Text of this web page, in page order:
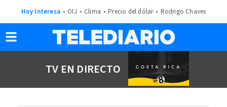
Hoy Interesa OIJ Clima Precio del dólar Rodrigo Chaves
TV EN DIRECTO